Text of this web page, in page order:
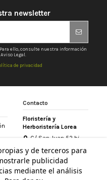
newsletter
ello, consulte nuestra información
Legal.
de privacidad
Contacto
Floristería y
Herboristería Lorea
C/ San Juan 52 bj
31800 Altsasu /
Alsasua (Navarra)
948 467 426
y de terceros para
publicidad
mediante el análisis